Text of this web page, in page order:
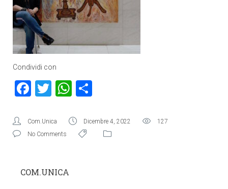
Condividi con
Facebook
TwitterWhatsApp
Com.Unica Dicembre 4, 2022
127
No Comments
COM.UNICA